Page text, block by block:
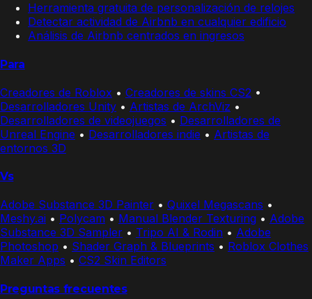
Herramienta gratuita de personalización de relojes
Detectar actividad de Airbnb en cualquier edificio
Análisis de Airbnb centrados en ingresos
Para
Creadores de Roblox • Creadores de skins CS2 •
Desarrolladores Unity • Artistas de ArchViz •
Desarrolladores de videojuegos • Desarrolladores de
Unreal Engine • Desarrolladores indie • Artistas de
entornos 3D
Vs
Adobe Substance 3D Painter • Quixel Megascans •
Meshy.ai • Polycam • Manual Blender Texturing • Adobe
Substance 3D Sampler • Tripo AI & Rodin • Adobe
Photoshop • Shader Graph & Blueprints • Roblox Clothes
Maker Apps • CS2 Skin Editors
Preguntas frecuentes